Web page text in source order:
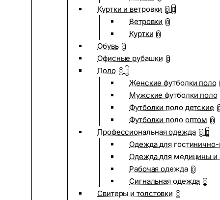
Куртки и ветровки 0
Ветровки 0
Куртки 0
Обувь 0
Офисные рубашки 0
Поло 0
Женские футболки поло
Мужские футболки поло
Футболки поло детские
Футболки поло оптом 0
Профессиональная одежда 0
Одежда для
Одежда для медицины и
Рабочая одежда 0
Сигнальная одежда 0
Свитеры и толстовки 0